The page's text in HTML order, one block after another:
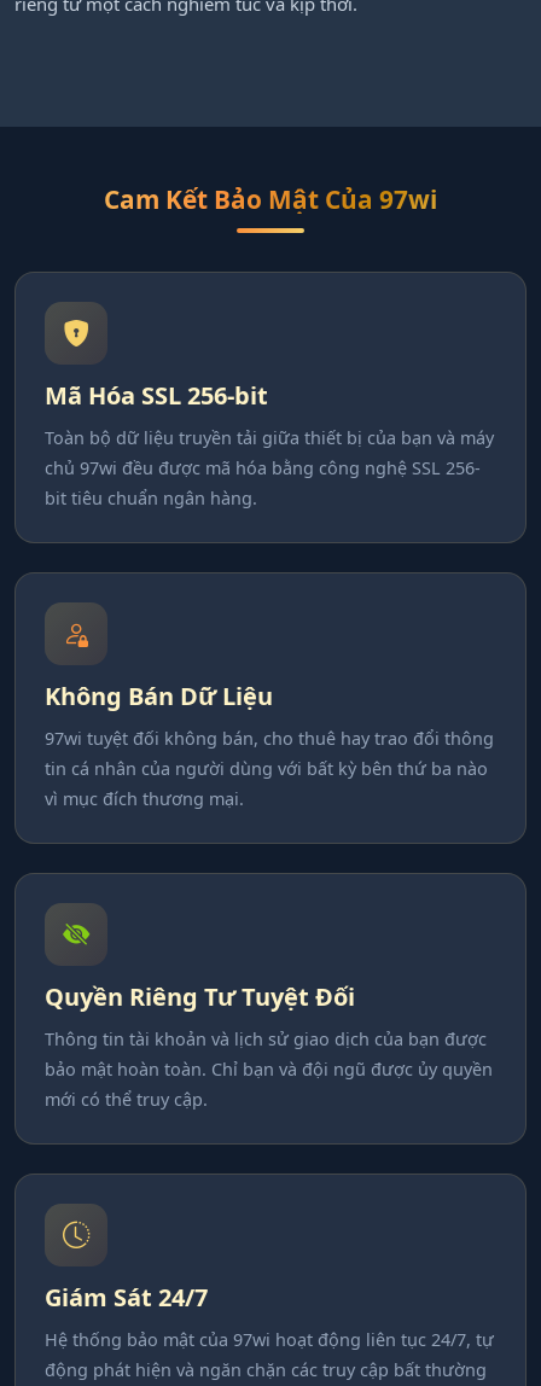
Cam Kết Bảo Mật Của 97wi
Mã Hóa SSL 256-bit
Toàn bộ dữ liệu truyền tải giữa thiết bị của bạn và máy
chủ 97wi đều được mã hóa bằng công nghệ SSL 256-
bit tiêu chuẩn ngân hàng.
Không Bán Dữ Liệu
97wi tuyệt đối không bán, cho thuê hay trao đổi thông
tin cá nhân của người dùng với bất kỳ bên thứ ba nào
vì mục đích thương mại.
Quyền Riêng Tư Tuyệt Đối
Thông tin tài khoản và lịch sử giao dịch của bạn được
bảo mật hoàn toàn. Chỉ bạn và đội ngũ được ủy quyền
mới có thể truy cập.
Giám Sát 24/7
Hệ thống bảo mật của 97wi hoạt động liên tục 24/7, tự
động phát hiện và ngăn chặn các truy cập bất thường